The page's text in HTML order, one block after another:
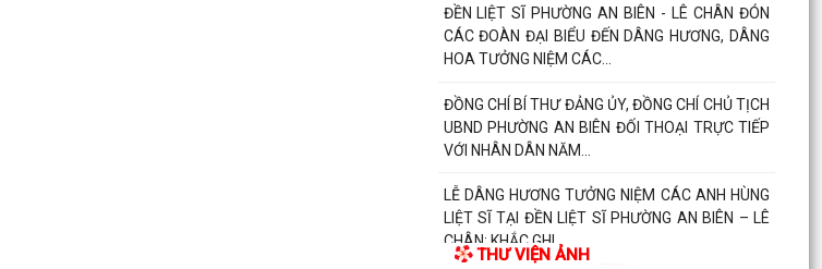
TRAO TẶNG QUÀ TRI ÂN THƯƠNG BINH, GIA
ĐÌNH LIỆT SĨ CÓ HOÀN CẢNH KHÓ KHĂN NHÂN
PHƯỜNG AN BIÊN TRIỂN KHAI CÔNG TÁC PHỤC
VỤ LỄ DÂNG HƯƠNG VÀ LỄ CẦU SIÊU TẠI ĐỀN
Phường An Biên triển khai kế hoạch duy trì mô
hình “Vỉa hè sạch đẹp - Người đi bộ an toàn”
THƯ VIỆN ẢNH